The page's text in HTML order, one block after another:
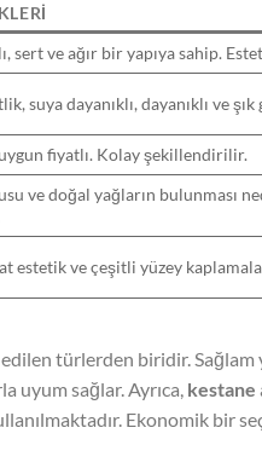
sert ve ağır bir yapıya sahip.
suya dayanıklı, dayanıklı ve
fiyatlı. Kolay şekillendirilir.
ve doğal yağların bulunması
estetik ve çeşitli yüzey
türlerden biridir. Sağlam
uyum sağlar. Ayrıca, kestane
Ekonomik bir